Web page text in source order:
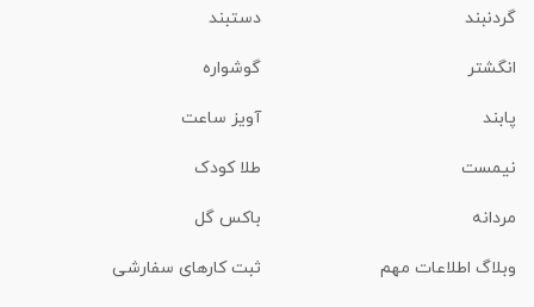
گردنبند دستبند
انگشتر گوشواره
پابند آویز ساعت
نیمست طلا کودک
مردانه باکس گل
وبلاگ اطلاعات مهم ثبت کارهای سفارشی